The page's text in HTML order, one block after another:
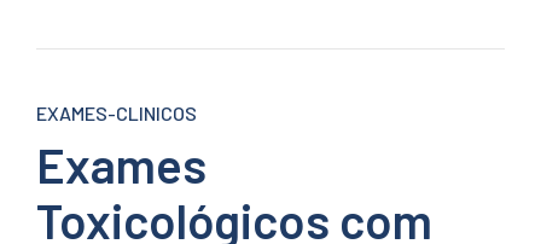
EXAMES-CLINICOS
Exames
Toxicológicos com